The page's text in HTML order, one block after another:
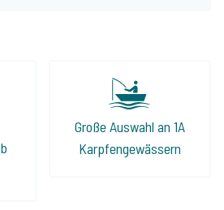
Große Auswahl an 1A
Karpfengewässern